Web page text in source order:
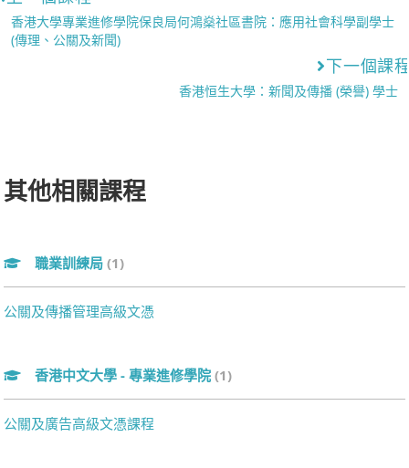
香港大學專業進修學院保良局何鴻燊社區書院：應用社會科學副學士
(傳理、公關及新聞)
下一個課
香港恒生大學：新聞及傳播 (榮譽) 學士
其他相關課程
職業訓練局 (1)
公關及傳播管理高級文憑
香港中文大學 - 專業進修學院 (1)
公關及廣告高級文憑課程